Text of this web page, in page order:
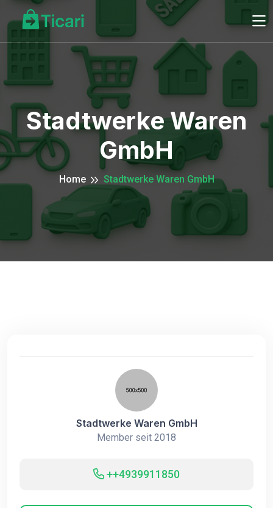
Stadtwerke Waren
GmbH
Home Stadtwerke Waren GmbH
Stadtwerke Waren GmbH
Member seit 2018
++4939911850